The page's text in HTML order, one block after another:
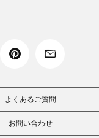
よくあるご質問
お問い合わせ